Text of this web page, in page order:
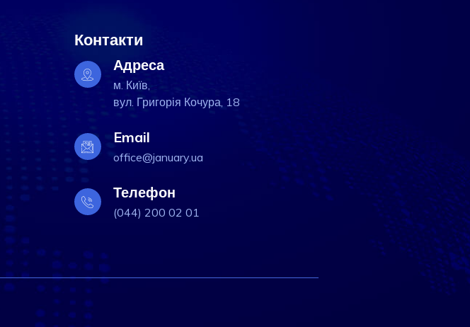
Контакти
Адреса
м. Київ,
вул. Григорія Кочура, 18
Email
office@january.ua
Телефон
(044) 200 02 01